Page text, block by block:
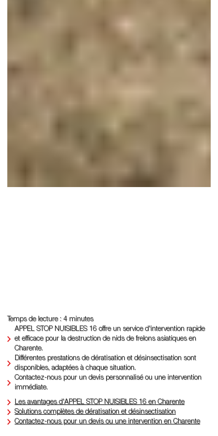
Temps de lecture : 4 minutes
APPEL STOP NUISIBLES 16 offre un service d'intervention rapide
et efficace pour la destruction de nids de frelons asiatiques en
Charente.
Différentes prestations de dératisation et désinsectisation sont
disponibles, adaptées à chaque situation.
Contactez-nous pour un devis personnalisé ou une intervention
immédiate.
Les avantages d'APPEL STOP NUISIBLES 16 en Charente
Solutions complètes de dératisation et désinsectisation
Contactez-nous pour un devis ou une intervention en Charente